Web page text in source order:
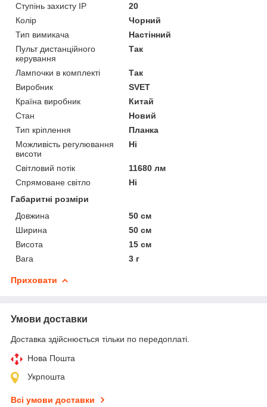
Ступінь захисту IP
20
Колір
Чорний
Тип вимикача
Настінний
Пульт дистанційного
керування
Так
Лампочки в комплекті
Так
Виробник
SVET
Країна виробник
Китай
Стан
Новий
Тип кріплення
Планка
Можливість регулювання
висоти
Ні
Світловий потік
11680 лм
Спрямоване світло
Ні
Габаритні розміри
Довжина
50 см
Ширина
50 см
Висота
15 см
Вага
3 г
Приховати
Умови доставки
Доставка здійснюється тільки по передоплаті.
Нова Пошта
Укрпошта
Всі умови доставки